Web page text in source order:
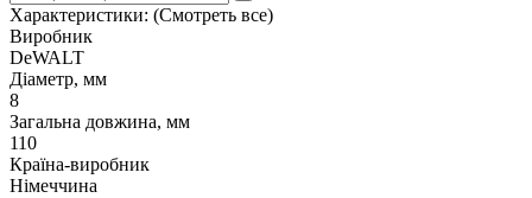
Характеристики: (Смотреть все)
Виробник
DeWALT
Діаметр, мм
8
Загальна довжина, мм
110
Країна-виробник
Німеччина